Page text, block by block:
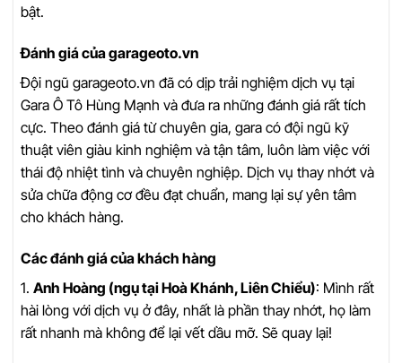
bật.
Đánh giá của garageoto.vn
Đội ngũ garageoto.vn đã có dịp trải nghiệm dịch vụ tại
Gara Ô Tô Hùng Mạnh và đưa ra những đánh giá rất tích
cực. Theo đánh giá từ chuyên gia, gara có đội ngũ kỹ
thuật viên giàu kinh nghiệm và tận tâm, luôn làm việc với
thái độ nhiệt tình và chuyên nghiệp. Dịch vụ thay nhớt và
sửa chữa động cơ đều đạt chuẩn, mang lại sự yên tâm
cho khách hàng.
Các đánh giá của khách hàng
1. Anh Hoàng (ngụ tại Hoà Khánh, Liên Chiểu): Mình rất
hài lòng với dịch vụ ở đây, nhất là phần thay nhớt, họ làm
rất nhanh mà không để lại vết dầu mỡ. Sẽ quay lại!